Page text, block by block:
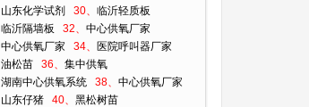
山东化学试剂 30、 临沂轻质板
临沂隔墙板 32、 中心供氧厂家
中心供氧厂家 34、
医院呼叫器厂家
油松苗 36、 集中供氧
湖南中心供氧系统 38、 中心供氧厂家
山东仔猪 40、 黑松树苗